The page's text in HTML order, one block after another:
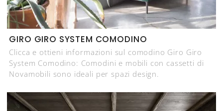
GIRO GIRO SYSTEM COMODINO
Clicca e ottieni informazioni sul comodino Giro Giro
System Comodino: Comodini e mobili con cassetti di
Novamobili sono ideali per spazi design.